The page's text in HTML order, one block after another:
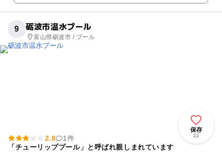
9 砺波市温水プール
富山県砺波市 / プール
保存
22
2.8
1件
「チューリッププール」と呼ばれ親しまれています